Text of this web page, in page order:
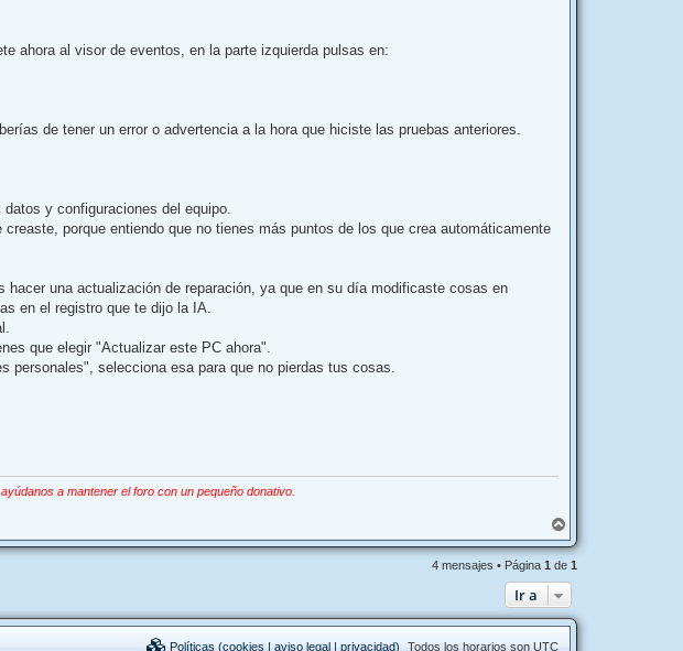
ahora al visor de eventos, en la parte izquierda pulsas en:
de tener un error o advertencia a la hora que hiciste las pruebas anteriores.
y configuraciones del equipo.
porque entiendo que no tienes más puntos de los que crea automáticamente
una actualización de reparación, ya que en su día modificaste cosas en
en el registro que te dijo la IA.
que elegir "Actualizar este PC ahora".
personales", selecciona esa para que no pierdas tus cosas.
a mantener el foro con un pequeño donativo.
r
r
i
b
4 mensajes • Página 1 de 1
Ir a
Todos los horarios son UTC
Políticas (cookies | aviso legal | privacidad)